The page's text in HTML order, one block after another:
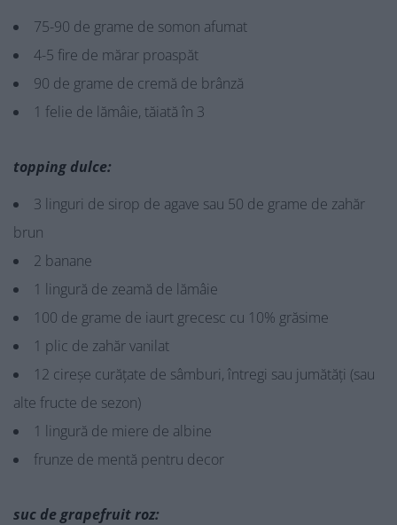
75-90 de grame de somon afumat
4-5 fire de mărar proaspăt
90 de grame de cremă de brânză
1 felie de lămâie, tăiată în 3
topping dulce:
3 linguri de sirop de agave sau 50 de grame de zahăr
brun
2 banane
1 lingură de zeamă de lămâie
100 de grame de iaurt grecesc cu 10% grăsime
1 plic de zahăr vanilat
12 cireșe curățate de sâmburi, întregi sau jumătăți (sau
alte fructe de sezon)
1 lingură de miere de albine
frunze de mentă pentru decor
suc de grapefruit roz: